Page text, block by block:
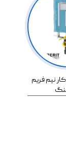
نیم فریم